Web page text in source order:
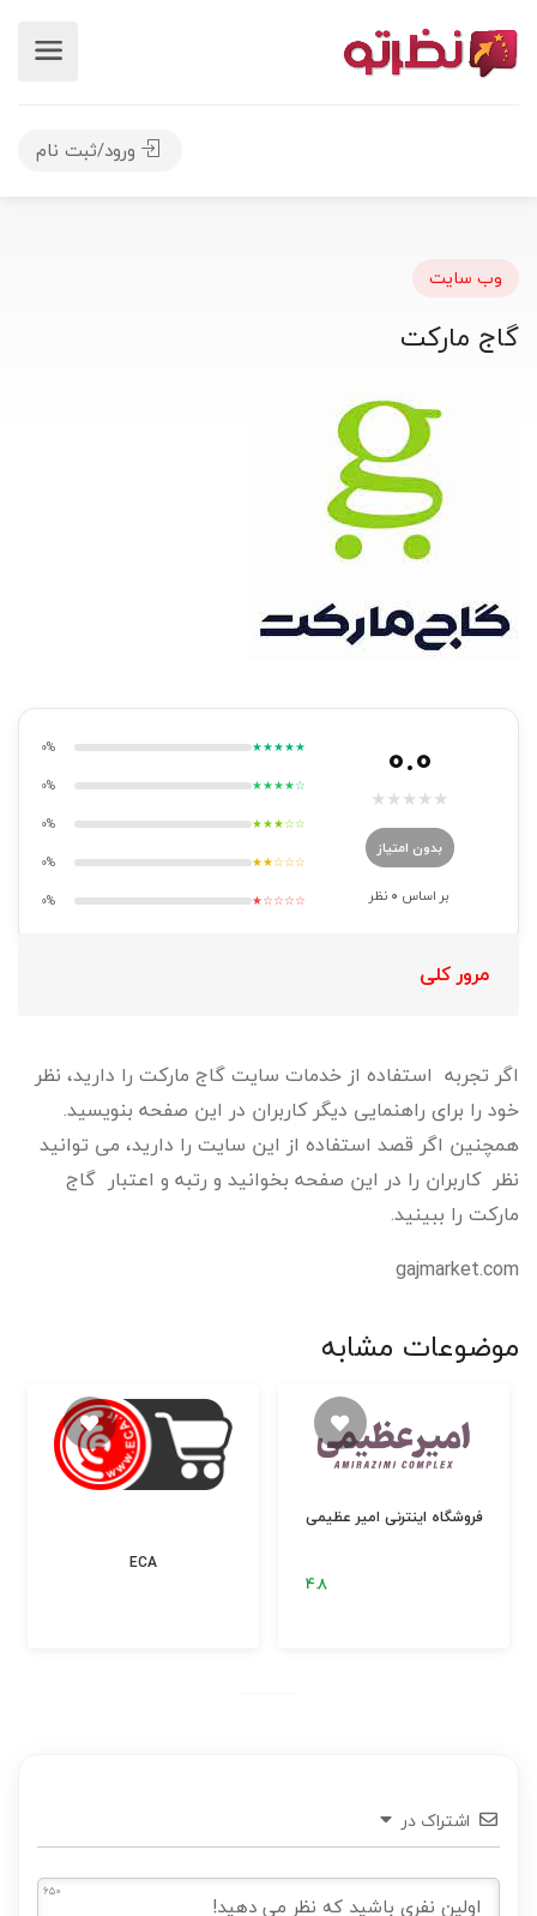
ورود/ثبت نام
وب سایت
گاج مارکت
0.0
★
★
★
★
★
بدون امتیاز
بر اساس 0 نظر
★★★★★
0%
★★★★☆
0%
★★★☆☆
0%
★★☆☆☆
0%
★☆☆☆☆
0%
مرور کلی
اگر تجربه استفاده از خدمات سایت گاج مارکت را دارید، نظر
خود را برای راهنمایی دیگر کاربران در این صفحه بنویسید.
همچنین اگر قصد استفاده از این سایت را دارید، می توانید
نظر کاربران را در این صفحه بخوانید و رتبه و اعتبار گاج
مارکت را ببینید.
gajmarket.com
موضوعات مشابه
ECA
فروشگاه اینترنی امیر عظیمی
اشتراک در
650